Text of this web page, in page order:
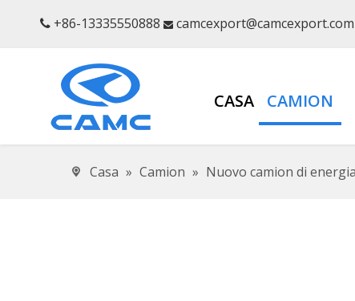
 +86-13335550888  camcexport@camcexport.com
CASA CAMION
Casa » Camion » Nuovo camion di energia